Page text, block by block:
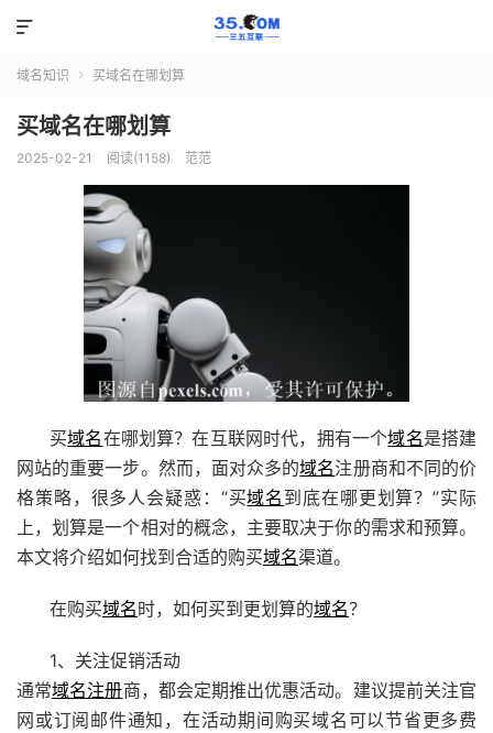

域名知识  买域名在哪划算
买域名在哪划算
2025-02-21 阅读(1158) 范范
买域名在哪划算？在互联网时代，拥有一个域名是搭建
网站的重要一步。然而，面对众多的域名注册商和不同的价
格策略，很多人会疑惑：“买域名 到底在哪更划算？”实际
上，划算是一个相对的概念，主要取决于你的需求和预算。
本文将介绍如何找到合适的购买域名渠道。
在购买域名时，如何买到更划算的域名？
1、关注促销活动
通常域名注册商，都会定期推出优惠活动。建议提前关注官
网或订阅邮件通知，在活动期间购买域名可以节省更多费